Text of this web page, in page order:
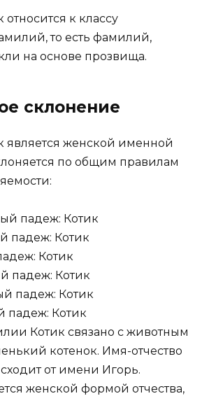
к классу
то есть фамилий,
на основе прозвища.
склонение
является женской именной
по общим правилам
падеж: Котик
падеж: Котик
Котик
падеж: Котик
падеж: Котик
падеж: Котик
Котик связано с животным
котенок. Имя-отчество
от имени Игорь.
женской формой отчества,